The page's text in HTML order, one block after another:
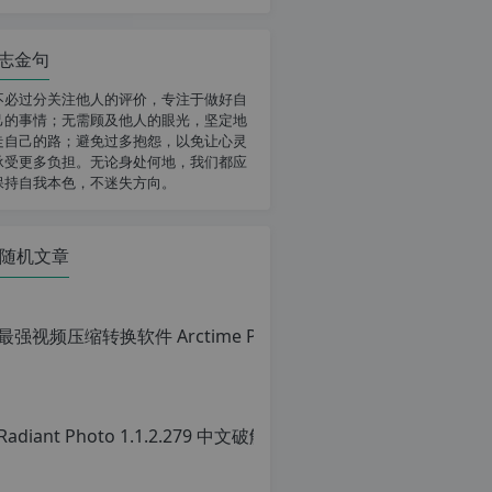
金句
必过分关注他人的评价，专注于做好自
的事情；无需顾及他人的眼光，坚定地
自己的路；避免过多抱怨，以免让心灵
受更多负担。无论身处何地，我们都应
持自我本色，不迷失方向。
随机文章